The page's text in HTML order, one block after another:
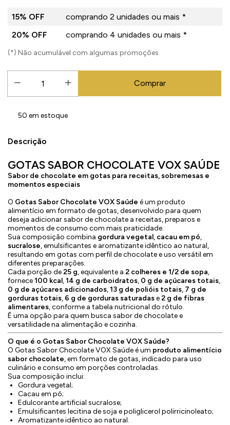
15% OFF
comprando 2 unidades ou mais *
20% OFF
comprando 4 unidades ou mais *
(*) Não acumulável com algumas promoções
50 em estoque
Descrição
GOTAS SABOR CHOCOLATE VOX SAÚDE
Sabor de chocolate em gotas para receitas, sobremesas e
momentos especiais
O Gotas Sabor Chocolate VOX Saúde é um produto
alimentício em formato de gotas, desenvolvido para quem
deseja adicionar sabor de chocolate a receitas, preparos e
momentos de consumo com mais praticidade.
Sua composição combina gordura vegetal, cacau em pó,
sucralose, emulsificantes e aromatizante idêntico ao natural,
resultando em gotas com perfil de chocolate e uso versátil em
diferentes preparações.
Cada porção de25 g, equivalente a 2 colheres e 1/2 de sopa,
fornece100 kcal,14 g de carboidratos, 0 g de açúcares totais,
0 g de açúcares adicionados,13 g de polióis totais, 7 g de
gorduras totais, 6 g de gorduras saturadase2 g de fibras
alimentares, conforme a tabela nutricional do rótulo.
É uma opção para quem busca sabor de chocolate e
versatilidade na alimentação e cozinha.
O que é o Gotas Sabor Chocolate VOX Saúde?
O Gotas Sabor Chocolate VOX Saúde é um produto alimentício
sabor chocolate, em formato de gotas, indicado para uso
culinário e consumo em porções controladas.
Sua composição inclui:
Gordura vegetal;
Cacau em pó;
Edulcorante artificial sucralose;
Emulsificantes lecitina de soja e poliglicerol polirricinoleato;
Aromatizante idêntico ao natural.